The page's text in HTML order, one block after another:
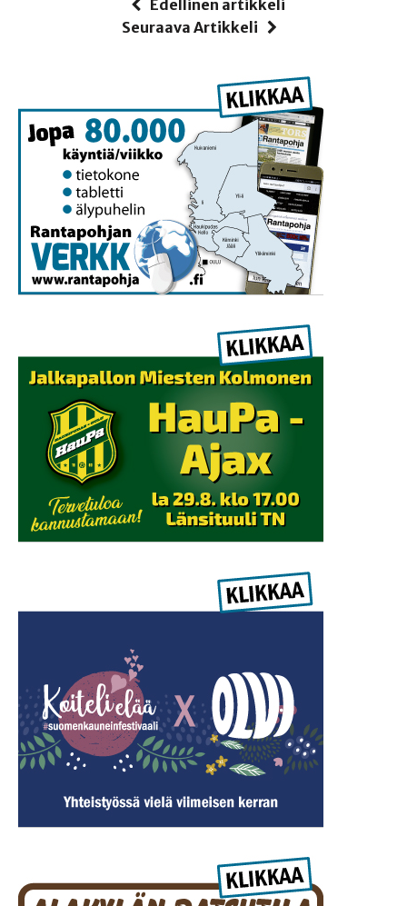
Edellinen artikkeli
Seuraava Artikkeli